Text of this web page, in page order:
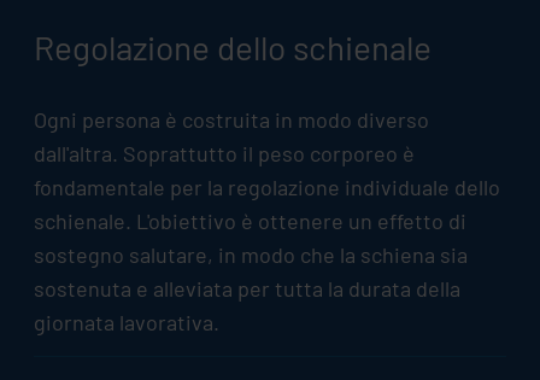
Regolazione dello schienale
Ogni persona è costruita in modo diverso
dall'altra. Soprattutto il peso corporeo è
fondamentale per la regolazione individuale dello
schienale. L'obiettivo è ottenere un effetto di
sostegno salutare, in modo che la schiena sia
sostenuta e alleviata per tutta la durata della
giornata lavorativa.